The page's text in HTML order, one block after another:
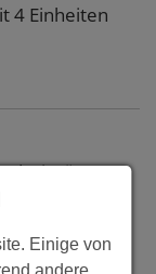
4 Einheiten
drei Häuser
Einige von
andere